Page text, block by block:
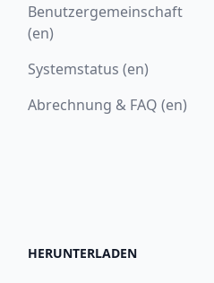
Benutzergemeinschaft
(en)
Systemstatus (en)
Abrechnung & FAQ (en)
HERUNTERLADEN